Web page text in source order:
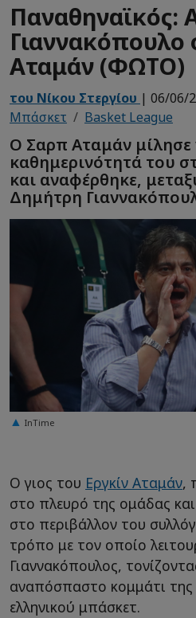
Παναθηναϊκός:
Γιαννακόπουλο
Αταμάν (ΦΩΤΟ)
του Νίκου Στεργίου | 06/06/
Μπάσκετ
Basket League
Ο Σαρπ Αταμάν μίλησε
καθημερινότητά του
και αναφέρθηκε,
Δημήτρη
InTime
Ο γιος του Εργκίν Αταμάν,
στο πλευρό της ομάδας
στο περιβάλλον του
τρόπο με τον οποίο
Γιαννακόπουλος,
αναπόσπαστο κομμάτι
ελληνικού μπάσκετ.